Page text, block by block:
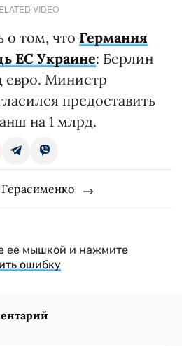
VIDEO
о том, что Германия
ЕС Украине: Берлин
евро. Министр
предоставить
на 1 млрд.
ее мышкой и нажмите
ошибку